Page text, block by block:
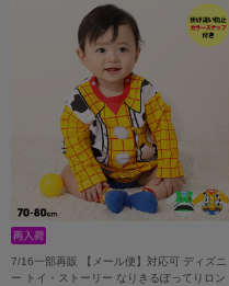
7/16一部再販 【メール便】対応可 ディズニ
ー トイ・ストーリー なりきるぽってりロン